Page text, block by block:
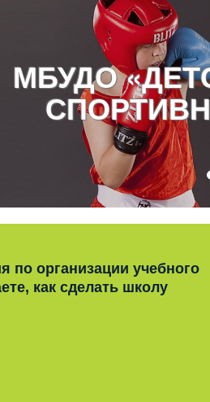
МБУДО
по организации учебного
как сделать школу